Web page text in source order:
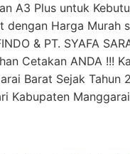
A3 Plus untuk
dengan Harga Murah
& PT. SYAFA
Cetakan ANDA !!!
Barat Sejak Tahun
Kabupaten